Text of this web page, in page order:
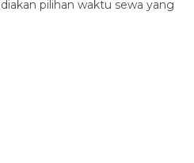
pilihan waktu sewa yang